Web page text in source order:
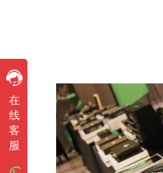
在
线
客
服
客服咨询
客服咨询
技术咨询
技术咨询